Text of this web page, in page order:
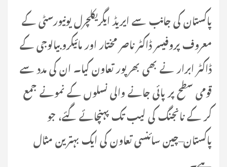
پاکستان کی جانب سے ایریڈ ایگریکلچرل یونیورسٹی کے
معروف پروفیسر ڈاکٹر ناصر مختار اور مائیکروبیالوجی کے
ڈاکٹر ابرار نے بھی بھرپور تعاون کیا۔ ان کی مدد سے
قومی سطح پر پائی جانے والی نسلوں کے نمونے جمع
کر کے نانجنگ کی لیب تک پہنچائے گئے، جو
پاکستان–چین سائنسی تعاون کی ایک بہترین مثال
ہے۔